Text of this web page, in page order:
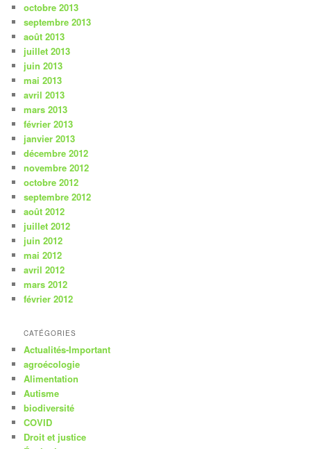
octobre 2013
septembre 2013
août 2013
juillet 2013
juin 2013
mai 2013
avril 2013
mars 2013
février 2013
janvier 2013
décembre 2012
novembre 2012
octobre 2012
septembre 2012
août 2012
juillet 2012
juin 2012
mai 2012
avril 2012
mars 2012
février 2012
CATÉGORIES
Actualités-Important
agroécologie
Alimentation
Autisme
biodiversité
COVID
Droit et justice